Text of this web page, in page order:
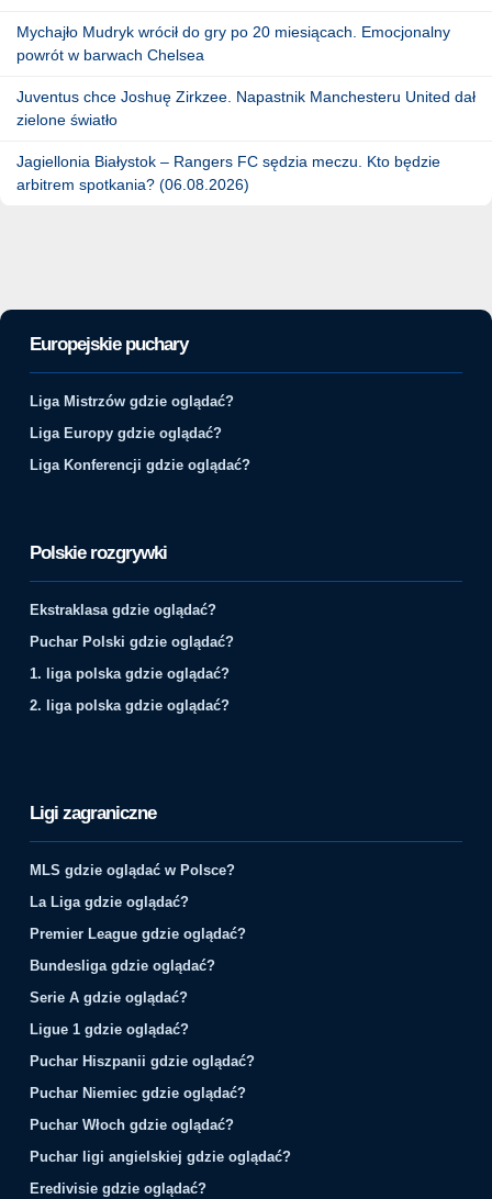
Mychajło Mudryk wrócił do gry po 20 miesiącach. Emocjonalny
powrót w barwach Chelsea
Juventus chce Joshuę Zirkzee. Napastnik Manchesteru United dał
zielone światło
Jagiellonia Białystok – Rangers FC sędzia meczu. Kto będzie
arbitrem spotkania? (06.08.2026)
Europejskie puchary
Liga Mistrzów gdzie oglądać?
Liga Europy gdzie oglądać?
Liga Konferencji gdzie oglądać?
Polskie rozgrywki
Ekstraklasa gdzie oglądać?
Puchar Polski gdzie oglądać?
1. liga polska gdzie oglądać?
2. liga polska gdzie oglądać?
Ligi zagraniczne
MLS gdzie oglądać w Polsce?
La Liga gdzie oglądać?
Premier League gdzie oglądać?
Bundesliga gdzie oglądać?
Serie A gdzie oglądać?
Ligue 1 gdzie oglądać?
Puchar Hiszpanii gdzie oglądać?
Puchar Niemiec gdzie oglądać?
Puchar Włoch gdzie oglądać?
Puchar ligi angielskiej gdzie oglądać?
Eredivisie gdzie oglądać?